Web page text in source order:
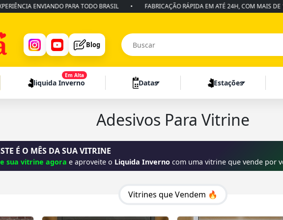
PARA TODO BRASIL • FABRICAÇÃO RÁPIDA EM ATÉ 24H, COM MAIS DE 10 ANOS
Blog
liquida Inverno
Em Alta
Datas Estações
Adesivos Para Vitrine
É O MÊS DA SUA VITRINE
sua vitrine agora e aproveite o Liquida Inverno com uma vitrine que vende por
Vitrines que Vendem 🔥